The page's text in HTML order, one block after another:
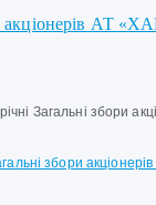
акціонерів АТ
Загальні збори
збори